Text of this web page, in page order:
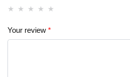
Your review *